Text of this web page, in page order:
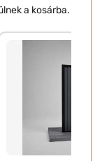
a kosárba.